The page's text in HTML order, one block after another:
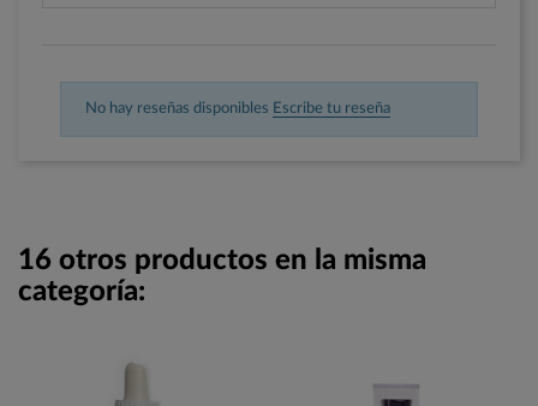
No hay reseñas disponibles Escribe tu reseña
16 otros productos en la misma
categoría: